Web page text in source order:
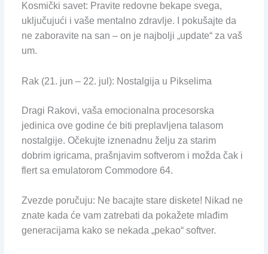
Kosmički savet: Pravite redovne bekape svega,
uključujući i vaše mentalno zdravlje. I pokušajte da
ne zaboravite na san – on je najbolji „update“ za vaš
um.
Rak (21. jun – 22. jul): Nostalgija u Pikselima
Dragi Rakovi, vaša emocionalna procesorska
jedinica ove godine će biti preplavljena talasom
nostalgije. Očekujte iznenadnu želju za starim
dobrim igricama, prašnjavim softverom i možda čak i
flert sa emulatorom Commodore 64.
Zvezde poručuju: Ne bacajte stare diskete! Nikad ne
znate kada će vam zatrebati da pokažete mlađim
generacijama kako se nekada „pekao“ softver.